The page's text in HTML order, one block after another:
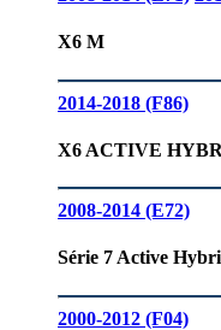
X6 M
2014-2018 (F86)
X6 ACTIVE
2008-2014 (E72)
Série 7 Active
2000-2012 (F04)